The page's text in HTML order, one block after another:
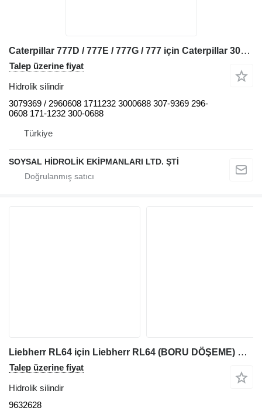
Caterpillar 777D / 777E / 777G / 777 için Caterpillar 3079369 hidrolik silindir
Talep üzerine fiyat
Hidrolik silindir
3079369 / 2960608 1711232 3000688 307-9369 296-
0608 171-1232 300-0688
Türkiye
SOYSAL HİDROLİK EKİPMANLARI LTD. ŞTİ
Liebherr RL64 için Liebherr RL64 (BORU DÖŞEME) BOOM SİLİNDİRİ 9632628 hidrolik silindir
Talep üzerine fiyat
Hidrolik silindir
9632628